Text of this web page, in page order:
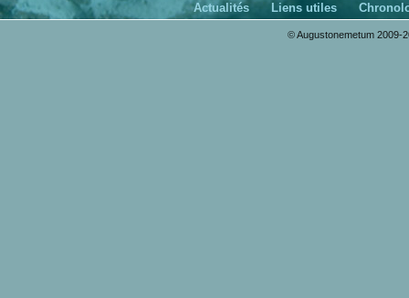
Actualités Liens utiles
© Augustonemetum 2009-